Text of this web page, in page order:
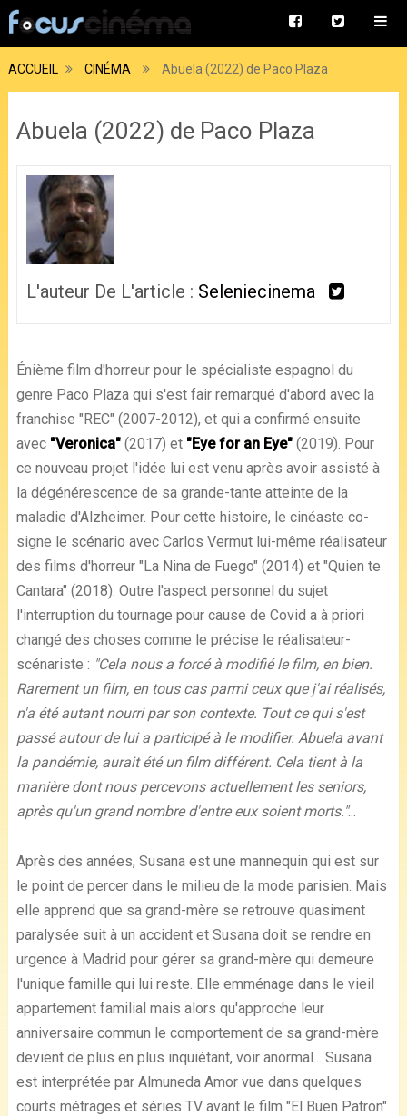
ACCUEIL CINÉMA Abuela (2022) de Paco Plaza
Abuela (2022) de Paco Plaza
L'auteur De L'article : Seleniecinema
Énième film d'horreur pour le spécialiste espagnol du
genre Paco Plaza qui s'est fair remarqué d'abord avec la
franchise "REC" (2007-2012), et qui a confirmé ensuite
avec "Veronica"(2017) et "Eye for an Eye"(2019). Pour
ce nouveau projet l'idée lui est venu après avoir assisté à
la dégénérescence de sa grande-tante atteinte de la
maladie d'Alzheimer. Pour cette histoire, le cinéaste co-
signe le scénario avec Carlos Vermut lui-même réalisateur
des films d'horreur "La Nina de Fuego" (2014) et "Quien te
Cantara" (2018). Outre l'aspect personnel du sujet
l'interruption du tournage pour cause de Covid a à priori
changé des choses comme le précise le réalisateur-
scénariste : "Cela nous a forcé à modifié le film, en bien.
Rarement un film, en tous cas parmi ceux que j'ai réalisés,
n'a été autant nourri par son contexte. Tout ce qui s'est
passé autour de lui a participé à le modifier. Abuela avant
la pandémie, aurait été un film différent. Cela tient à la
manière dont nous percevons actuellement les seniors,
après qu'un grand nombre d'entre eux soient morts."...
Après des années, Susana est une mannequin qui est sur
le point de percer dans le milieu de la mode parisien. Mais
elle apprend que sa grand-mère se retrouve quasiment
paralysée suit à un accident et Susana doit se rendre en
urgence à Madrid pour gérer sa grand-mère qui demeure
l'unique famille qui lui reste. Elle emménage dans le vieil
appartement familial mais alors qu'approche leur
anniversaire commun le comportement de sa grand-mère
devient de plus en plus inquiétant, voir anormal... Susana
est interprétée par Almuneda Amor vue dans quelques
courts métrages et séries TV avant le film "El Buen Patron"